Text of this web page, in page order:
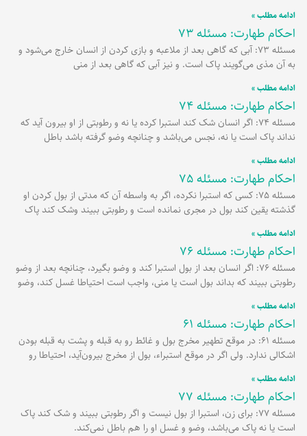
ادامه مطلب »
احکام طهارت: مسئله 73
مسئله 73: آبی که گاهی بعد از ملاعبه و بازی کردن از انسان خارج می‌شود و
به آن مذی می‌گویند پاک است. و نیز آبی که گاهی بعد از منی
ادامه مطلب »
احکام طهارت: مسئله 74
مسئله 74: اگر انسان شک کند استبرا کرده یا نه و رطوبتی از او بیرون آید که
نداند پاک است یا نه، نجس می‌باشد و چنانچه وضو گرفته باشد باطل
ادامه مطلب »
احکام طهارت: مسئله 75
مسئله 75: کسی که استبرا نکرده، اگر به واسطه آن که مدتی از بول کردن او
گذشته یقین کند بول در مجری نمانده است و رطوبتی ببیند وشک کند پاک
ادامه مطلب »
احکام طهارت: مسئله 76
مسئله 76: اگر انسان بعد از بول استبرا کند و وضو بگیرد، چنانچه بعد از وضو
رطوبتی ببیند که بداند بول است یا منی، واجب است احتیاطا غسل کند، وضو
ادامه مطلب »
احکام طهارت: مسئله 61
مسئله 61: در موقع تطهیر مخرج بول و غائط رو به قبله و پشت به قبله بودن
اشکالی ندارد. ولی اگر در موقع استبراء، بول از مخرج بیرون‌آید، احتیاطا رو
ادامه مطلب »
احکام طهارت: مسئله 77
مسئله 77: برای زن، استبرا از بول نیست و اگر رطوبتی ببیند و شک کند پاک
است یا نه پاک می‌باشد، وضو و غسل او را هم باطل نمی‌کند.